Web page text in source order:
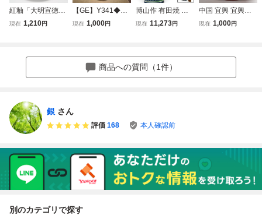
紅釉「大明宣徳年
製」銘 花瓶 時代
現在 1,210円
【GE】Y341◆李
朝・高麗コレクタ
骨董品 時代品 美
術品 古美術品 韓
現在 1,000円
博山作 有田焼 金
龍窯 沈香壷 鳳凰
壷 壺 佐賀県 香道
具 骨董品 美術品 4
現在 11,273円
中国 宜興 宜興窯
王南林製 / 朱泥 紫
現在 1,000円
商品への質問（1件）
銀 さん
評価 168 本人確認前
別のカテゴリで探す